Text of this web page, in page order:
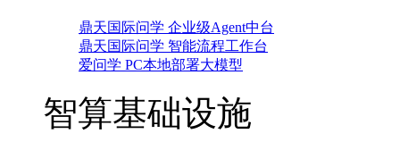
鼎天国际问学 企业级Agent中台
鼎天国际问学 智能流程工作台
爱问学 PC本地部署大模型
智算基础设施